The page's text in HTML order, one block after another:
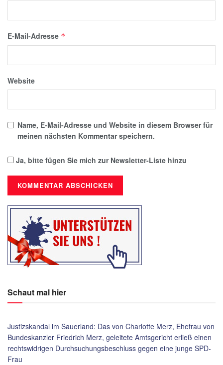
E-Mail-Adresse *
Website
Name, E-Mail-Adresse und Website in diesem Browser für
meinen nächsten Kommentar speichern.
Ja, bitte fügen Sie mich zur Newsletter-Liste hinzu
Schaut mal hier
Justizskandal im Sauerland: Das von Charlotte Merz, Ehefrau von
Bundeskanzler Friedrich Merz, geleitete Amtsgericht erließ einen
rechtswidrigen Durchsuchungsbeschluss gegen eine junge SPD-
Frau